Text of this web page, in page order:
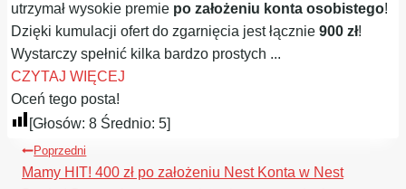
utrzymał wysokie premie po założeniu konta osobistego!
Dzięki kumulacji ofert do zgarnięcia jest łącznie900 zł!
Wystarczy spełnić kilka bardzo prostych ...
CZYTAJ WIĘCEJ
Oceń tego posta!
[Głosów:8 Średnio:5]
Nawigacja
wpisu
Poprzedni
Mamy HIT! 400 zł po założeniu Nest Konta w Nest